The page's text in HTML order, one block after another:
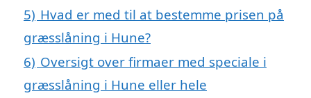
5) Hvad er med til at bestemme prisen på
græsslåning i Hune?
6) Oversigt over firmaer med speciale i
græsslåning i Hune eller hele